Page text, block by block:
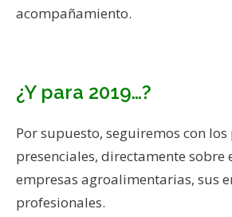
acompañamiento.
¿Y para 2019…?
Por supuesto, seguiremos con los
presenciales, directamente sobre
empresas agroalimentarias, sus
profesionales.